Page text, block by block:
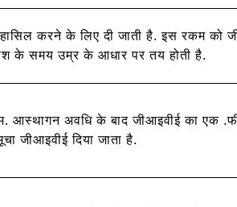
हासिल करने के लिए दी जाती है. इस रकम को
के समय उम्र के आधार पर तय होती है.
आस्थागन अवधि के बाद जीआइवीई का एक
जीआइवीई दिया जाता है.